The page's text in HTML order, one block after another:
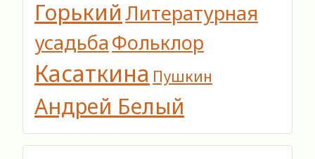
ГорькийЛитературная
усадьбаФольклор
Касаткина Пушкин
Андрей Белый